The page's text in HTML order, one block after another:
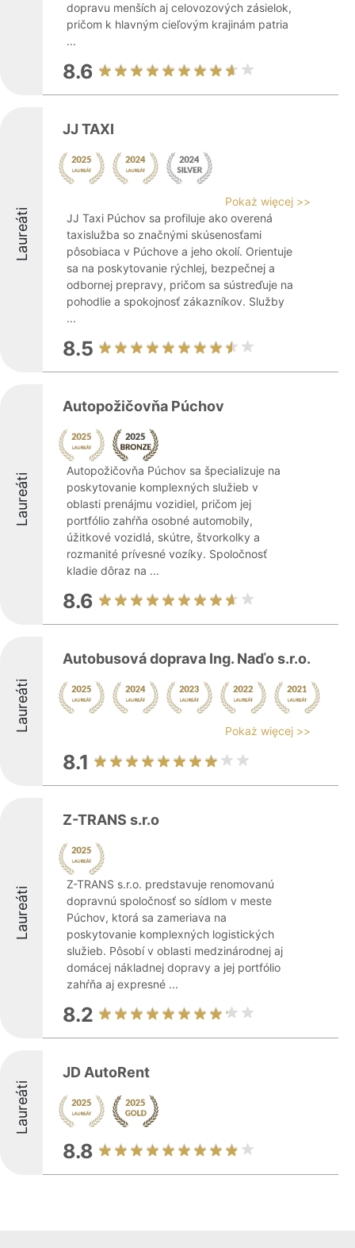
dopravu menších aj celovozových zásielok,
pričom k hlavným cieľovým krajinám patria
...
8.6
Laureáti
JJ TAXI
Pokaż więcej >>
JJ Taxi Púchov sa profiluje ako overená
taxislužba so značnými skúsenosťami
pôsobiaca v Púchove a jeho okolí. Orientuje
sa na poskytovanie rýchlej, bezpečnej a
odbornej prepravy, pričom sa sústreďuje na
pohodlie a spokojnosť zákazníkov. Služby
...
8.5
Laureáti
Autopožičovňa Púchov
Autopožičovňa Púchov sa špecializuje na
poskytovanie komplexných služieb v
oblasti prenájmu vozidiel, pričom jej
portfólio zahŕňa osobné automobily,
úžitkové vozidlá, skútre, štvorkolky a
rozmanité prívesné vozíky. Spoločnosť
kladie dôraz na ...
8.6
Laureáti
Autobusová doprava Ing. Naďo s.r.o.
Pokaż więcej >>
8.1
Laureáti
Z-TRANS s.r.o
Z-TRANS s.r.o. predstavuje renomovanú
dopravnú spoločnosť so sídlom v meste
Púchov, ktorá sa zameriava na
poskytovanie komplexných logistických
služieb. Pôsobí v oblasti medzinárodnej aj
domácej nákladnej dopravy a jej portfólio
zahŕňa aj expresné ...
8.2
Laureáti
JD AutoRent
8.8